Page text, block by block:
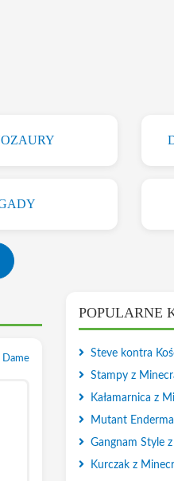
Dame
POPULARNE
Steve kontra
Stampy z
Kałamarnica z
Mutant
Gangnam Style
Kurczak z